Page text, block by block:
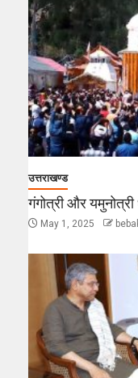
उत्तराखण्ड
गंगोत्री और
May 1, 2025